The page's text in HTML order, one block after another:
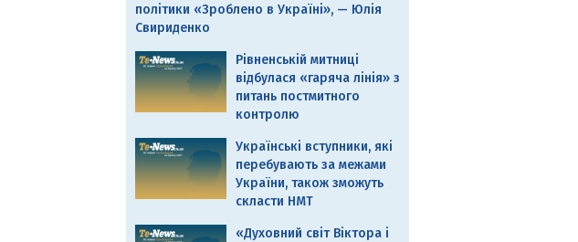
політики «Зроблено в Україні», — Юлія
Свириденко
Рівненській митниці
відбулася «гаряча лінія» з
питань постмитного
контролю
Українські вступники, які
перебувають за межами
України, також зможуть
скласти НМТ
«Духовний світ Віктора і